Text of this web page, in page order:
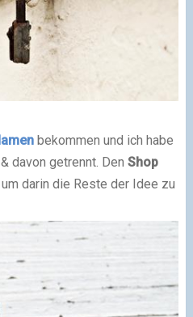
bekommen und ich habe
davon getrennt. Den Shop
darin die Reste der Idee zu